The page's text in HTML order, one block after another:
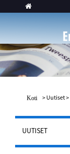
Koti > Uutiset>
UUTISET